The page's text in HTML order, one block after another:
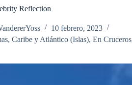
Reflection
10 febrero, 2023
, Caribe y Atlántico (Islas), En Cruceros